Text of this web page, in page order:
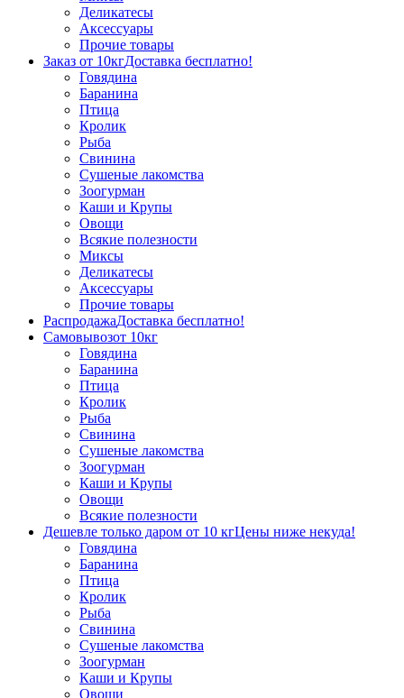
Деликатесы
Аксессуары
Прочие товары
Заказ от 10кгДоставка бесплатно!
Говядина
Баранина
Птица
Кролик
Рыба
Свинина
Сушеные лакомства
Зоогурман
Каши и Крупы
Овощи
Всякие полезности
Миксы
Деликатесы
Аксессуары
Прочие товары
РаспродажаДоставка бесплатно!
Самовывозот 10кг
Говядина
Баранина
Птица
Кролик
Рыба
Свинина
Сушеные лакомства
Зоогурман
Каши и Крупы
Овощи
Всякие полезности
Дешевле только даром от 10 кгЦены ниже некуда!
Говядина
Баранина
Птица
Кролик
Рыба
Свинина
Сушеные лакомства
Зоогурман
Каши и Крупы
Овощи